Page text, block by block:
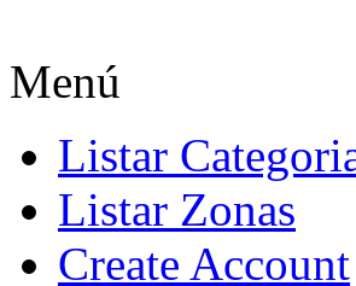
Menú
Listar
Listar Zonas
Create Account